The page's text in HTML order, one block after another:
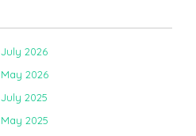
July 2026
May 2026
July 2025
May 2025